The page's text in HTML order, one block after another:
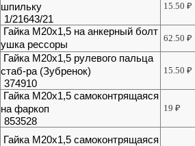
шпильку
1/21643/21
15.50₽
Гайка М20х1,5 на анкерный болт
ушка рессоры
62.50₽
Гайка М20х1,5 рулевого пальца
стаб-ра (Зубренок)
374910
15.50₽
Гайка М20х1,5 самоконтрящаяся
на фаркоп
853528
19₽
Гайка М20х1,5 самоконтрящаяся